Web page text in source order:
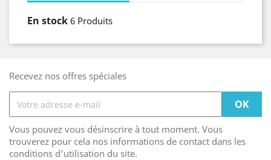
En stock 6 Produits
Recevez nos offres spéciales
Vous pouvez vous désinscrire à tout moment. Vous
trouverez pour cela nos informations de contact dans les
conditions d'utilisation du site.